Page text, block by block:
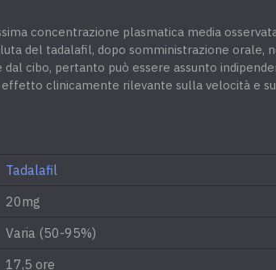
concentrazione plasmatica media
del tadalafil, dopo somministrazione orale,
cibo, pertanto può essere assunto
clinicamente rilevante sulla velocità e
Tadalafil
20mg
Varia (50-95%)
17,5 ore